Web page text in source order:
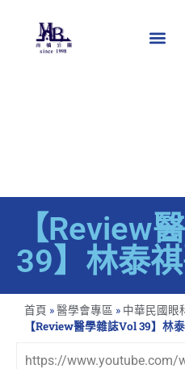
【Review
39】林泰
首頁 »醫學會專區 » 中華民國眼
【Review醫學雜誌Vol 39】林
https://www.youtube.com/